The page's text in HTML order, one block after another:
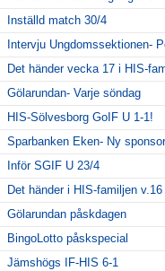
Inställd match 30/4
Intervju Ungdomssektionen-
Det händer vecka 17 i HIS-
Gölarundan- Varje söndag
HIS-Sölvesborg GoIF U 1-1!
Sparbanken Eken- Ny
Inför SGIF U 23/4
Det händer i HIS-familjen v.16
Gölarundan påskdagen
BingoLotto påskspecial
Jämshögs IF-HIS 6-1